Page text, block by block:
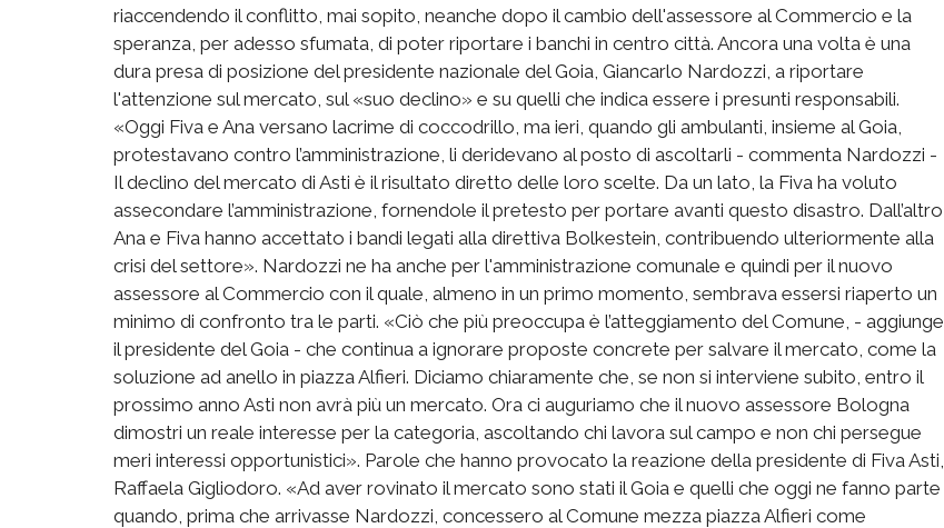
riaccendendo il conflitto, mai sopito, neanche dopo il cambio dell'assessore al Commercio e la
speranza, per adesso sfumata, di poter riportare i banchi in centro città. Ancora una volta è una
dura presa di posizione del presidente nazionale del Goia, Giancarlo Nardozzi, a riportare
l'attenzione sul mercato, sul «suo declino» e su quelli che indica essere i presunti responsabili.
«Oggi Fiva e Ana versano lacrime di coccodrillo, ma ieri, quando gli ambulanti, insieme al Goia,
protestavano contro l’amministrazione, li deridevano al posto di ascoltarli - commenta Nardozzi -
Il declino del mercato di Asti è il risultato diretto delle loro scelte. Da un lato, la Fiva ha voluto
assecondare l’amministrazione, fornendole il pretesto per portare avanti questo disastro. Dall’altro,
Ana e Fiva hanno accettato i bandi legati alla direttiva Bolkestein, contribuendo ulteriormente alla
crisi del settore». Nardozzi ne ha anche per l'amministrazione comunale e quindi per il nuovo
assessore al Commercio con il quale, almeno in un primo momento, sembrava essersi riaperto un
minimo di confronto tra le parti. «Ciò che più preoccupa è l’atteggiamento del Comune, - aggiunge
il presidente del Goia - che continua a ignorare proposte concrete per salvare il mercato, come la
soluzione ad anello in piazza Alfieri. Diciamo chiaramente che, se non si interviene subito, entro il
prossimo anno Asti non avrà più un mercato. Ora ci auguriamo che il nuovo assessore Bologna
dimostri un reale interesse per la categoria, ascoltando chi lavora sul campo e non chi persegue
meri interessi opportunistici». Parole che hanno provocato la reazione della presidente di Fiva Asti,
Raffaela Gigliodoro. «Ad aver rovinato il mercato sono stati il Goia e quelli che oggi ne fanno parte
quando, prima che arrivasse Nardozzi, concessero al Comune mezza piazza Alfieri come